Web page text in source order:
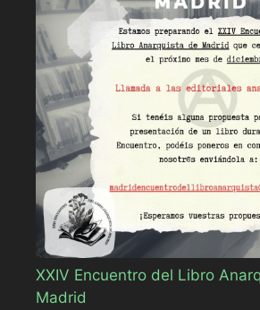
XXIV Encuentro del Libro
Madrid